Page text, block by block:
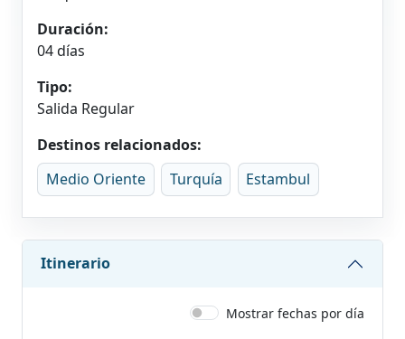
Duración:
04 días
Tipo:
Salida Regular
Destinos relacionados:
Medio Oriente
Turquía Estambul
Itinerario
Mostrar fechas por día